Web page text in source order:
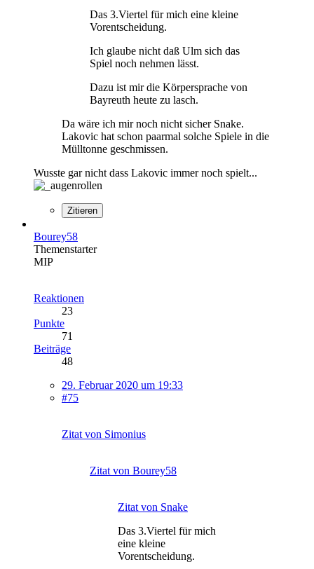
Das 3.Viertel für mich eine kleine
Vorentscheidung.
Ich glaube nicht daß Ulm sich das
Spiel noch nehmen lässt.
Dazu ist mir die Körpersprache von
Bayreuth heute zu lasch.
Da wäre ich mir noch nicht sicher Snake.
Lakovic hat schon paarmal solche Spiele in die
Mülltonne geschmissen.
Wusste gar nicht dass Lakovic immer noch spielt...
Zitieren
Bourey58
Themenstarter
MIP
Reaktionen
23
Punkte
71
Beiträge
48
29. Februar 2020 um 19:33
#75
Zitat von Simonius
Zitat von Bourey58
Zitat von Snake
Das 3.Viertel für mich
eine kleine
Vorentscheidung.